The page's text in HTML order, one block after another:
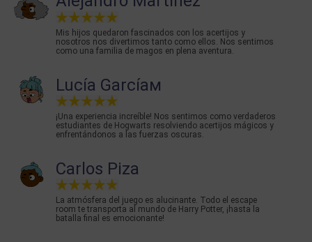
Mis hijos quedaron fascinados con los acertijos y
nosotros nos divertimos tanto como ellos. Nos sentimos
como una familia de magos en plena aventura.
Lucía Garcíaм
¡Una experiencia increíble! Nos sentimos como verdaderos
estudiantes de Hogwarts resolviendo acertijos mágicos y
enfrentándonos a las fuerzas oscuras.
Carlos Piza
La atmósfera del juego es alucinante. Todo el escape
room te transporta al mundo de Harry Potter, ¡hasta la
batalla final es emocionante!